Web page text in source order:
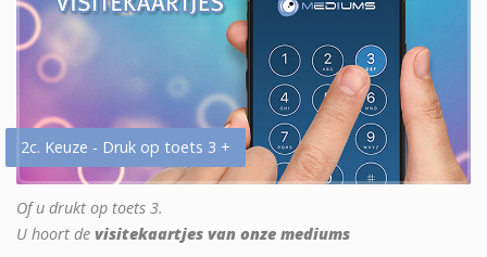
2c. Keuze - Druk op toets 3 +
Of u drukt op toets 3.
U hoort de visitekaartjes van onze mediums